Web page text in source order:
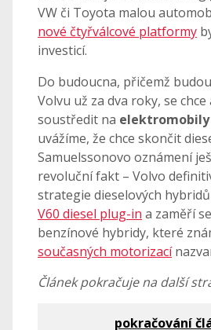
VW či Toyota malou
nové čtyřválcové platformy
investicí.
Do budoucna, přičemž
Volvu už za dva roky, se
soustředit na
uvážíme, že chce skončit
Samuelssonovo oznámení
revoluční fakt – Volvo
strategie dieselových
V60 diesel plug-in a zaměří
benzínové hybridy, které
současných motorizací
Článek pokračuje na další
pokračování